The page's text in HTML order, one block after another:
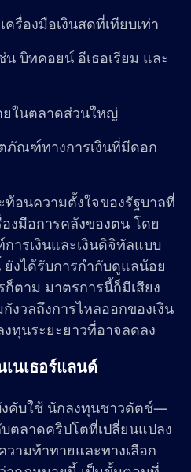
รื่องมือเงินสดที่เทียบเท่า
น บิทคอยน์ อีเธอเรียม และ
ยในตลาดส่วนใหญ่
ภัณฑ์ทางการเงินที่มีดอก
อนความตั้งใจของรัฐบาลที่
งมือการคลังของตน โดย
ารเงินและเงินดิจิทัลแบบ
งได้รับการกำกับดูแลน้อย
ก็ตาม มาตรการนี้ก็มีเสียง
งวลถึงการไหลออกของเงิน
ทุนระยะยาวที่อาจลดลง
นเธอร์แลนด์
คับใช้ นักลงทุนชาวดัตช์—
ตลาดคริปโตที่เปลี่ยนแปลง
ามท้าทายและทางเลือก